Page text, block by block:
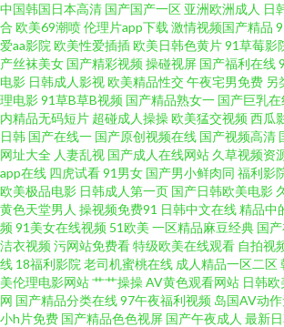
国产精品天干天干 91操碰内射 成人欧美精产国品久
私拍 九九91视频 亚洲色天堂五月丁香 超碰91视觉 伊
国产中文11 黑人无码一区 91超碰在线 www日韩三级
久久草午夜福利视频 亚州tv 91足交网站 日韩精品午夜
草福利免费 伊人亚洲 97av伊人网 91福利无码专区中
品影院 岛国资源站 亚洲伊人变态中文字幕 国产精品
影吃瓜 五月婷婷社区 欧美丝袜自拍制服另类 欧美精
中国韩国日本高清 国产国产一区 亚洲欧洲成人 日
合 欧美69潮喷伦理片app下载 激情视频国产精品
爱aa影院 欧美性爱插插欧美日韩色黄片91草莓影
产丝袜美女 国产精彩视频操碰视屏 国产福利在线
电影 日韩成人影视欧美精品性交午夜宅男免费 另
理电影91草B草B视频 国产精品熟女一 国产巨乳
内精品无码短片 超碰成人操操欧美猛交视频西瓜
日韩 国产在线一 国产原创视频在线 国产视频高清
网址大全 人妻乱视 国产成人在线网站 久草视频资
app在线 四虎试看91男女 国产男小鲜肉同 福利影
欧美极品电影 日韩成人第一页 国产日韩欧美电影
黄色天堂男人 操视频免费91 日韩中文在线精品中
频91美女在线视频 51欧美 一区精品麻豆经典 国
洁衣视频污网站免费看特级欧美在线观看 自拍视
线 18福利影院 老司机蜜桃在线 成人精品一区二区
美伦理电影网站艹艹操操AV黄色观看网站 日韩
网 国产精品分类在线97午夜福利视频 岛国AV动
小h片免费 国产精品色色视屏 国产午夜成人 最新